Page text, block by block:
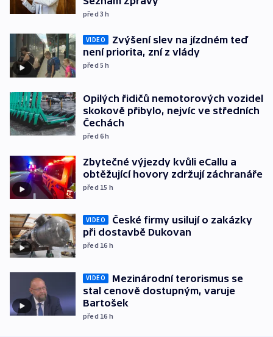
před 3h
VIDEO
Zvýšení slev na jízdném teď
není priorita, zní z vlády
před 5h
Opilých řidičů nemotorových vozidel
skokově přibylo, nejvíc ve středních
Čechách
před 6h
Zbytečné výjezdy kvůli eCallu a
obtěžující hovory zdržují záchranáře
před 15 h
VIDEO
České firmy usilují o zakázky
při dostavbě Dukovan
před 16 h
VIDEO
Mezinárodní terorismus se
stal cenově dostupným, varuje
Bartošek
před 16 h